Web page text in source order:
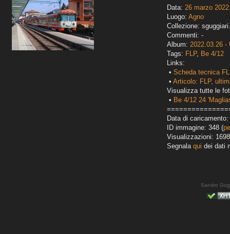
Data: 26 marzo 2022
Luogo: Agno
Collezione:
Commenti: -
Album: 2022.03.26 -
Tags: FLP, Be 4/12
Links:
• Scheda tecnica
• Articolo: FLP,
Visualizza tutte le
• Be 4/12 24
Data di
ID immagine: 348 (
Visualizzazioni: 1698
Segnala qui dei dati
Sandro